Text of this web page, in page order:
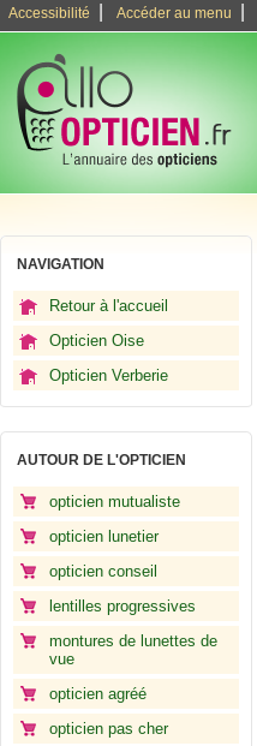
Accessibilité Accéder au menu
NAVIGATION
Retour à l'accueil
Opticien Oise
Opticien Verberie
AUTOUR DE L'OPTICIEN
opticien mutualiste
opticien lunetier
opticien conseil
lentilles progressives
montures de lunettes de
vue
opticien agréé
opticien pas cher